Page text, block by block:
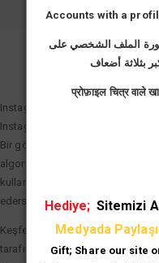
Instagram Beğeni Hilesi Neden
Instagram algoritması "etkileşim
Bir gönderi paylaşıldıktan
algoritma bu içeriği "değerli"
kullanarak gönderilerinize bu ilk
edersiniz:
Keşfet (Explore) Etkisi: Beğeni
tarafından Keşfet sayfasına
Accounts with a
الملف الشخصي على
प्रोफ़ाइल चित्र वाले
Hediye; Sitemizi
Medyada
Gift; Share our site